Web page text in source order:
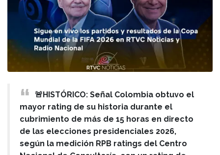
🚨HISTÓRICO: Señal Colombia obtuvo el
mayor rating de su historia durante el
cubrimiento de más de 15 horas en directo
de las elecciones presidenciales 2026,
según la medición RPB ratings del Centro